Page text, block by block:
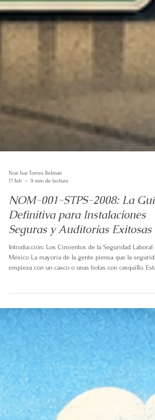
Noé Isaí Torres Belman
17 feb
9 min de lectura
NOM-001-STPS-2008: La Guía
Definitiva para Instalaciones
Seguras y Auditorías Exitosas
equivocados. La seguridad empieza por el suelo que
pisas. Empieza por el techo sobre tu cabeza. Empieza
por el edificio mismo. Si la estructura falla, la
falla. Punto. En México, los accidentes relacionados
el entorno físico siguen siendo una alerta roja para la
industria. Según la Memoria Estadística